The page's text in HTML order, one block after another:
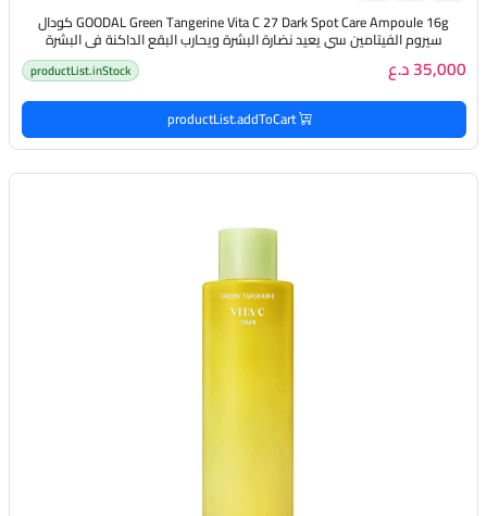
GOODAL Green Tangerine Vita C 27 Dark Spot Care Ampoule 16g كودال
سيروم الفيتامين سي يعيد نضارة البشرة ويحارب البقع الداكنة في البشرة
35,000 د.ع productList.inStock
productList.addToCart